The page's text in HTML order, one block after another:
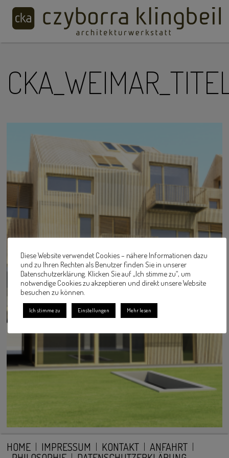
HOME IMPRESSUM KONTAKT
ANFAHRT
Diese Website verwendet Cookies – nähere Informationen dazu
und zu Ihren Rechten als Benutzer finden Sie in unserer
Datenschutzerklärung. Klicken Sie auf „Ich stimme zu“, um
notwendige Cookies zu akzeptieren und direkt unsere Website
besuchen zu können.
Ich stimme zu Einstellungen Mehr lesen